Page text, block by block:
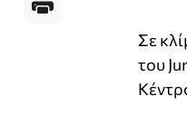
Σε
του